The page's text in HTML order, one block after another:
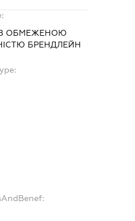
ОБМЕЖЕНОЮ
БРЕНДЛЕЙН